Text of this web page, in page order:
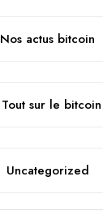
Nos actus bitcoin
Tout sur le bitcoin
Uncategorized